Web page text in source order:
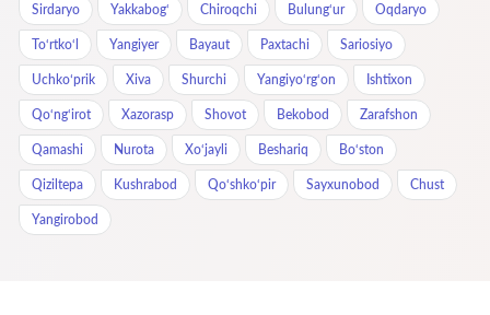
Sirdaryo Yakkabog‘ Chiroqchi Bulung‘ur Oqdaryo
To‘rtko‘l Yangiyer Bayaut Paxtachi Sariosiyo
Uchkoʻprik Xiva Shurchi Yangiyo‘rg‘on Ishtixon
Qo‘ng‘irot Xazorasp Shovot Bekobod Zarafshon
Qamashi Nurota Xo‘jayli Beshariq Bo‘ston
Qiziltepa Kushrabod Qo‘shko‘pir Sayxunobod Chust
Yangirobod